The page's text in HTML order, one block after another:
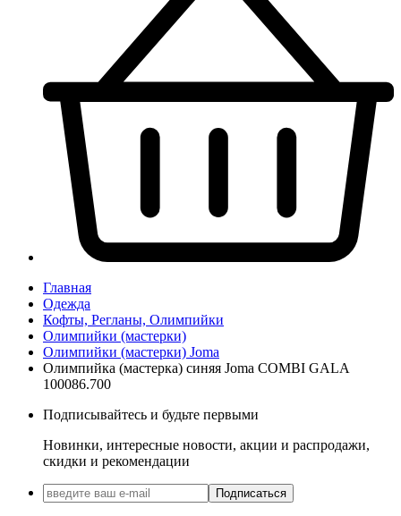
Главная
Одежда
Кофты, Регланы, Олимпийки
Олимпийки (мастерки)
Олимпийки (мастерки) Joma
Олимпийка (мастерка) синяя Joma COMBI GALA
100086.700
Подписывайтесь и будьте первыми
Новинки, интересные новости, акции и распродажи,
скидки и рекомендации
Подписаться